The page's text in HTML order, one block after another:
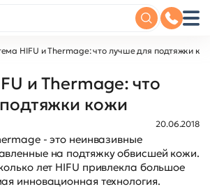
HIFU и Thermage: что лучше для подтяжки
и Thermage: что
кожи
20.06.2018
- это неинвазивные
на подтяжку обвисшей кожи.
лет HIFU привлекла большое
инновационная технология.